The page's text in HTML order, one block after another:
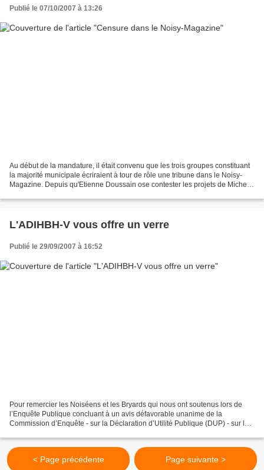
Publié le 07/10/2007 à 13:26
Au début de la mandature, il était convenu que les trois groupes constituant
la majorité municipale écriraient à tour de rôle une tribune dans le Noisy-
Magazine. Depuis qu'Etienne Doussain ose contester les projets de Michel
L'ADIHBH-V vous offre un verre
Publié le 29/09/2007 à 16:52
Pour remercier les Noiséens et les Bryards qui nous ont soutenus lors de
l’Enquête Publique concluant à un avis défavorable unanime de la
Commission d’Enquête - sur la Déclaration d’Utilité Publique (DUP) - sur la
< Page précédente Page suivante >